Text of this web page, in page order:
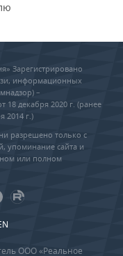
Зарегистрировано
информационных
–
декабря 2020 г. (ранее
2014 г.)
разрешено только с
упоминание сайта и
или полном
ООО «Реальное